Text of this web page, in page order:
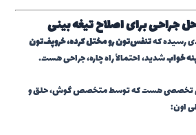
جراحی برای اصلاح تیغه بینی
رسیده کهتنفس‌تون رو مختل کرده، خروپف‌تون
خوابشدید، احتمالاً راه چاره، جراحی هست.
تخصصی هست که توسط متخصص گوش، حلق و